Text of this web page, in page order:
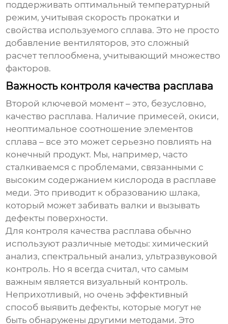
поддерживать оптимальный температурный
режим, учитывая скорость прокатки и
свойства используемого сплава. Это не просто
добавление вентиляторов, это сложный
расчет теплообмена, учитывающий множество
факторов.
Важность контроля качества расплава
Второй ключевой момент – это, безусловно,
качество расплава. Наличие примесей, окиси,
неоптимальное соотношение элементов
сплава – все это может серьезно повлиять на
конечный продукт. Мы, например, часто
сталкиваемся с проблемами, связанными с
высоким содержанием кислорода в расплаве
меди. Это приводит к образованию шлака,
который может забивать валки и вызывать
дефекты поверхности.
Для контроля качества расплава обычно
используют различные методы: химический
анализ, спектральный анализ, ультразвуковой
контроль. Но я всегда считал, что самым
важным является визуальный контроль.
Неприхотливый, но очень эффективный
способ выявить дефекты, которые могут не
быть обнаружены другими методами. Это